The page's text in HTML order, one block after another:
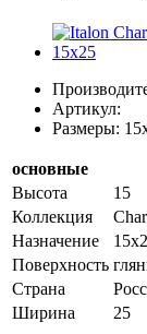
Артикул:
Размеры:
основные
Высота
15
Коллекция
Назначение
Поверхность
Страна
Ширина
25